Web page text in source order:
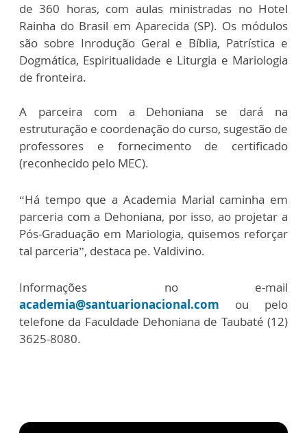
de 360 horas, com aulas ministradas no Hotel
Rainha do Brasil em Aparecida (SP). Os módulos
são sobre Inrodução Geral e Bíblia, Patrística e
Dogmática, Espiritualidade e Liturgia e Mariologia
de fronteira.
A parceira com a Dehoniana se dará na
estruturação e coordenação do curso, sugestão de
professores e fornecimento de certificado
(reconhecido pelo MEC).
“Há tempo que a Academia Marial caminha em
parceria com a Dehoniana, por isso, ao projetar a
Pós-Graduação em Mariologia, quisemos reforçar
tal parceria”, destaca pe. Valdivino.
Informações no e-mail
academia@santuarionacional.com ou pelo
telefone da Faculdade Dehoniana de Taubaté (12)
3625-8080.